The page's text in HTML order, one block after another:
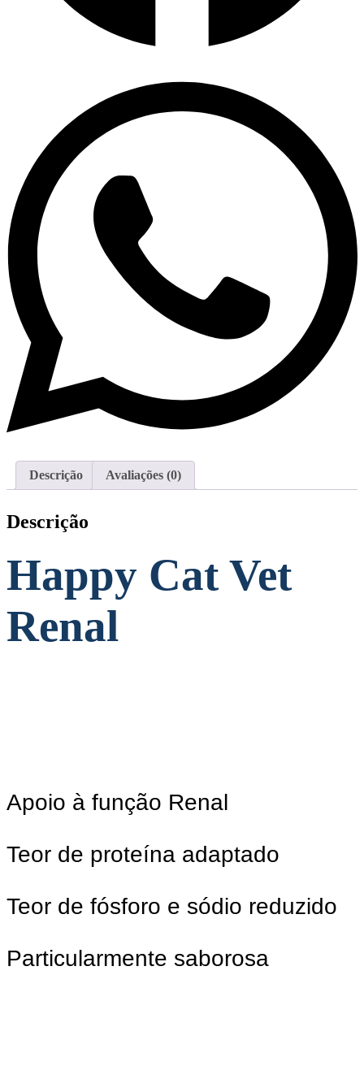
Descrição Avaliações (0)
Descrição
Happy Cat Vet
Renal
Apoio à função Renal
Teor de proteína adaptado
Teor de fósforo e sódio reduzido
Particularmente saborosa